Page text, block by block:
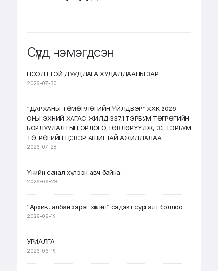
Сүүлд нэмэгдсэн
НЭЭЛТТЭЙ ДУУДЛАГА ХУДАЛДААНЫ ЗАР
2026-07-30
“ДАРХАНЫ ТӨМӨРЛӨГИЙН ҮЙЛДВЭР” ХХК 2026
ОНЫ ЭХНИЙ ХАГАС ЖИЛД 337,1 ТЭРБУМ ТӨГРӨГИЙН
БОРЛУУЛАЛТЫН ОРЛОГО ТӨВЛӨРҮҮЛЖ, 33 ТЭРБУМ
ТӨГРӨГИЙН ЦЭВЭР АШИГТАЙ АЖИЛЛАЛАА
2026-07-28
Үнийн санал хүлээн авч байна.
2026-06-29
“Архив, албан хэрэг хөтлөлт” сэдэвт сургалт боллоо
2026-06-19
УРИАЛГА
2026-06-19